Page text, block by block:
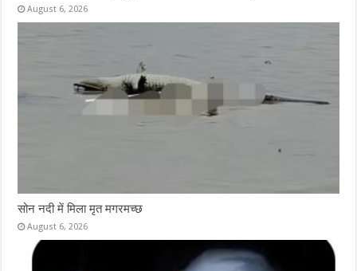
August 6, 2026
सोन नदी में मिला मृत मगरमच्छ
August 6, 2026